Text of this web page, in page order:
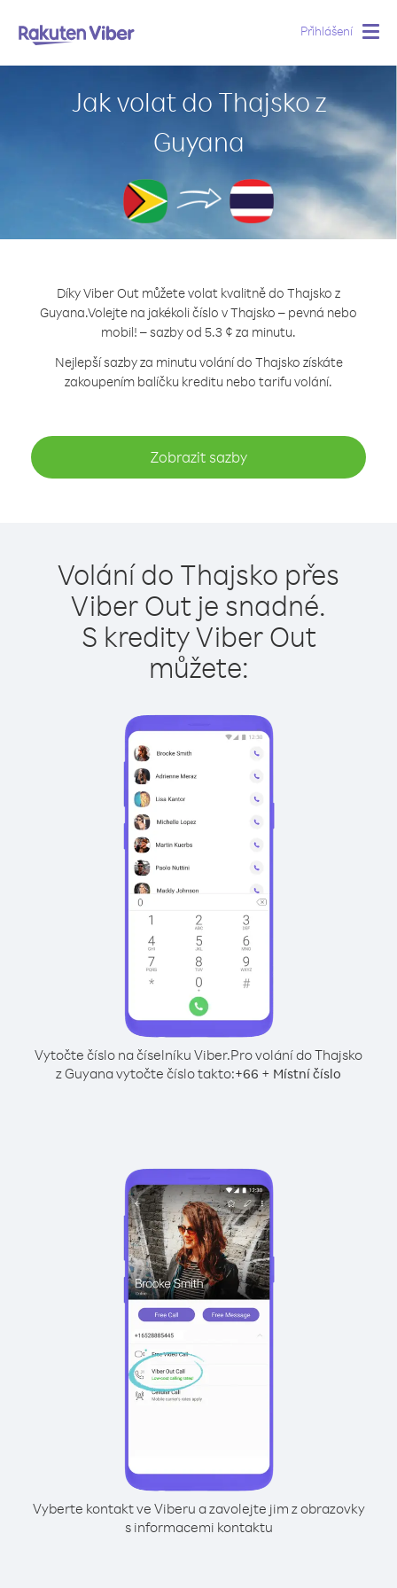
Přihlášení
Jak volat do Thajsko z
Guyana
Díky Viber Out můžete volat kvalitně do Thajsko z
Guyana.Volejte na jakékoli číslo v Thajsko – pevná nebo
mobil! – sazby od 5.3 ¢ za minutu.
Nejlepší sazby za minutu volání do Thajsko získáte
zakoupením balíčku kreditu nebo tarifu volání.
Zobrazit sazby
Volání do Thajsko přes
Viber Out je snadné.
S kredity Viber Out
můžete:
Vytočte číslo na číselníku Viber.Pro volání do Thajsko
z Guyana vytočte číslo takto:+66 + Místní číslo
Vyberte kontakt ve Viberu a zavolejte jim z obrazovky
s informacemi kontaktu